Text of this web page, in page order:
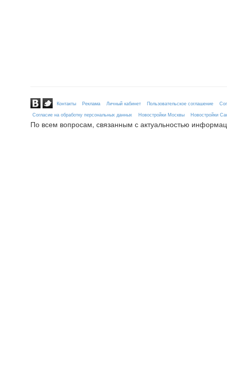
Контакты Реклама Личный кабинет Пользовательское соглашение
Согласие на обработку персональных данных
Новостройки Москвы Новостройки
По всем вопросам, связанным с актуальностью